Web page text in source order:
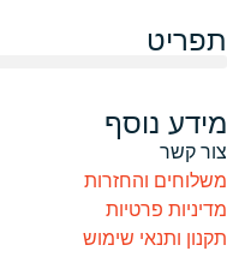
תפריט
מידע נוסף
צור קשר
משלוחים והחזרות
מדיניות פרטיות
תקנון ותנאי שימוש